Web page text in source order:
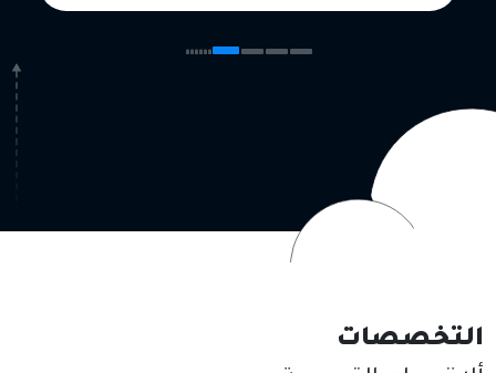
التخصصات